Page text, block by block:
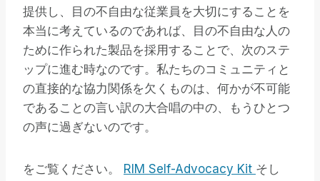
提供し、目の不自由な従業員を大切にすることを
本当に考えているのであれば、目の不自由な人の
ために作られた製品を採用することで、次のステ
ップに進む時なのです。私たちのコミュニティと
の直接的な協力関係を欠くものは、何かが不可能
であることの言い訳の大合唱の中の、もうひとつ
の声に過ぎないのです。
をご覧ください。 RIM Self-Advocacy Kit そし